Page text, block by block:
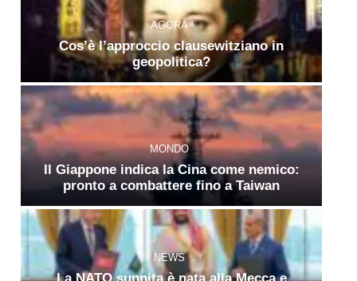
AGORÀ
Cos’è l’approccio clausewitziano in
geopolitica?
MONDO
Il Giappone indica la Cina come nemico:
pronto a combattere fino a Taiwan
NEWS
La NATO sunnita è nata alla Mecca e